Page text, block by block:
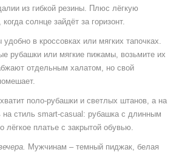
из гибкой резины. Плюс лёгкую
солнце зайдёт за горизонт.
удобно в кроссовках или мягких тапочках.
рубашки или мягкие пижамы, возьмите их
отдельным халатом, но свой
поло‑рубашки и светлых штанов, а на
стиль smart‑casual: рубашка с длинным
лёгкое платье с закрытой обувью.
Мужчинам – темный пиджак, белая